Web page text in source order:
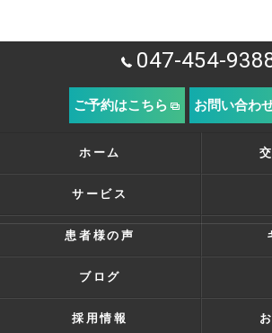
047-454-
ご予約はこちら お問い合わ
ホーム
サービス
患者様の声
ブログ
採用情報